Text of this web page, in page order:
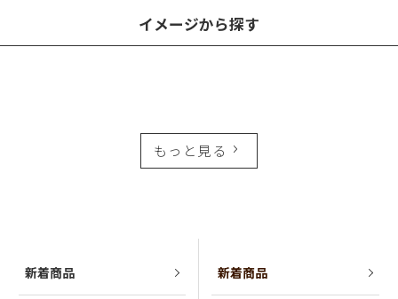
イメージから探す
もっと見る
新着商品 新着商品